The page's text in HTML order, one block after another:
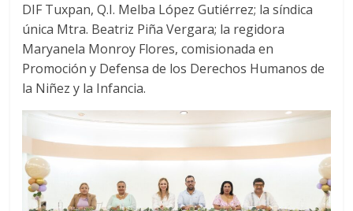
DIF Tuxpan, Q.I. Melba López Gutiérrez; la síndica
única Mtra. Beatriz Piña Vergara; la regidora
Maryanela Monroy Flores, comisionada en
Promoción y Defensa de los Derechos Humanos de
la Niñez y la Infancia.